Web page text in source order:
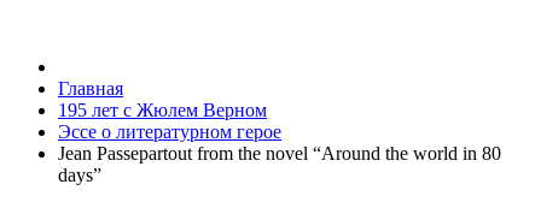
Главная
195 лет с Жюлем Верном
Эссе о литературном герое
Jean Passepartout from the novel “Around the world in 80
days”